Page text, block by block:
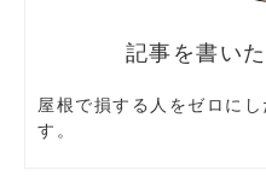
屋根で損する人をゼロに
す。